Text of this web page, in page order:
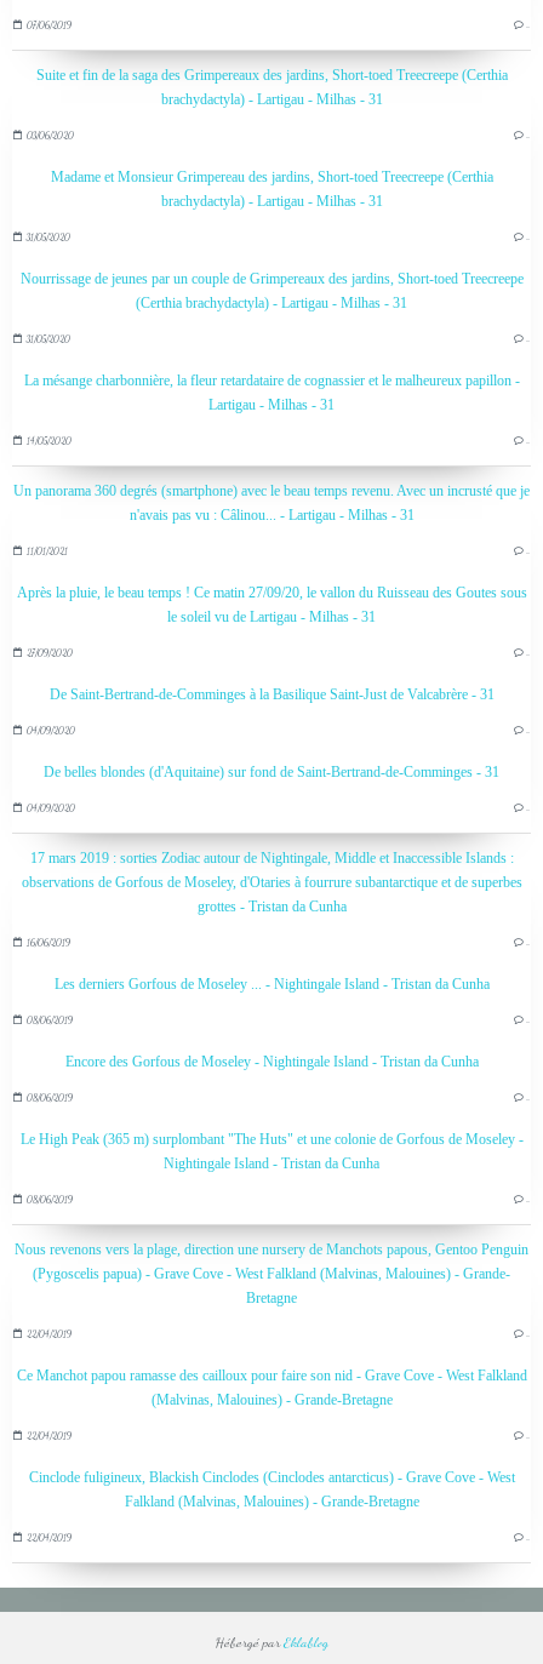
07/06/2019 …
Suite et fin de la saga des Grimpereaux des jardins, Short-toed Treecreepe (Certhia
brachydactyla) - Lartigau - Milhas - 31
03/06/2020 …
Madame et Monsieur Grimpereau des jardins, Short-toed Treecreepe (Certhia
brachydactyla) - Lartigau - Milhas - 31
31/05/2020 …
Nourrissage de jeunes par un couple de Grimpereaux des jardins, Short-toed Treecreepe
(Certhia brachydactyla) - Lartigau - Milhas - 31
31/05/2020 …
La mésange charbonnière, la fleur retardataire de cognassier et le malheureux papillon -
Lartigau - Milhas - 31
14/05/2020 …
Un panorama 360 degrés (smartphone) avec le beau temps revenu. Avec un incrusté que je
n'avais pas vu : Câlinou... - Lartigau - Milhas - 31
11/01/2021 …
Après la pluie, le beau temps ! Ce matin 27/09/20, le vallon du Ruisseau des Goutes sous
le soleil vu de Lartigau - Milhas - 31
27/09/2020 …
De Saint-Bertrand-de-Comminges à la Basilique Saint-Just de Valcabrère - 31
04/09/2020 …
De belles blondes (d'Aquitaine) sur fond de Saint-Bertrand-de-Comminges - 31
04/09/2020 …
17 mars 2019 : sorties Zodiac autour de Nightingale, Middle et Inaccessible Islands :
observations de Gorfous de Moseley, d'Otaries à fourrure subantarctique et de superbes
grottes - Tristan da Cunha
16/06/2019 …
Les derniers Gorfous de Moseley ... - Nightingale Island - Tristan da Cunha
08/06/2019 …
Encore des Gorfous de Moseley - Nightingale Island - Tristan da Cunha
08/06/2019 …
Le High Peak (365 m) surplombant "The Huts" et une colonie de Gorfous de Moseley -
Nightingale Island - Tristan da Cunha
08/06/2019 …
Nous revenons vers la plage, direction une nursery de Manchots papous, Gentoo Penguin
(Pygoscelis papua) - Grave Cove - West Falkland (Malvinas, Malouines) - Grande-
Bretagne
22/04/2019 …
Ce Manchot papou ramasse des cailloux pour faire son nid - Grave Cove - West Falkland
(Malvinas, Malouines) - Grande-Bretagne
22/04/2019 …
Cinclode fuligineux, Blackish Cinclodes (Cinclodes antarcticus) - Grave Cove - West
Falkland (Malvinas, Malouines) - Grande-Bretagne
22/04/2019 …
Hébergé parEklablog